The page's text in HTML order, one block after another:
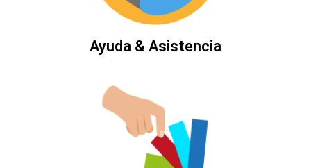
Ayuda & Asistencia